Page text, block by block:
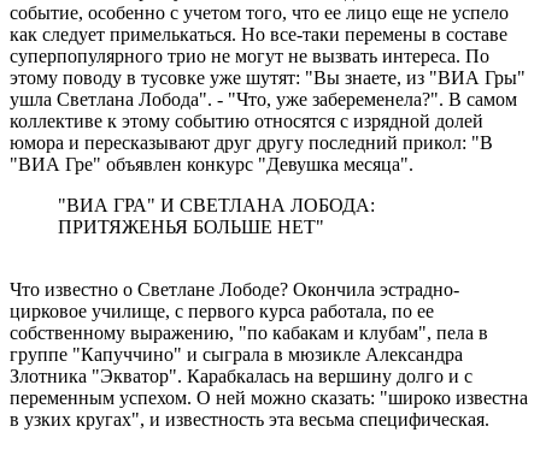
событие, особенно с учетом того, что ее лицо еще не успело
как следует примелькаться. Но все-таки перемены в составе
суперпопулярного трио не могут не вызвать интереса. По
этому поводу в тусовке уже шутят: "Вы знаете, из "ВИА Гры"
ушла Светлана Лобода". - "Что, уже забеременела?". В самом
коллективе к этому событию относятся с изрядной долей
юмора и пересказывают друг другу последний прикол: "В
"ВИА Гре" объявлен конкурс "Девушка месяца".
"ВИА ГРА" И СВЕТЛАНА ЛОБОДА:
ПРИТЯЖЕНЬЯ БОЛЬШЕ НЕТ"
Что известно о Светлане Лободе? Окончила эстрадно-
цирковое училище, с первого курса работала, по ее
собственному выражению, "по кабакам и клубам", пела в
группе "Капуччино" и сыграла в мюзикле Александра
Злотника "Экватор". Карабкалась на вершину долго и с
переменным успехом. О ней можно сказать: "широко известна
в узких кругах", и известность эта весьма специфическая.